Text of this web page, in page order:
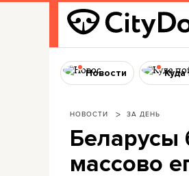
Новости Куда
НОВОСТИ ЗА ДЕНЬ
Беларусы
массово